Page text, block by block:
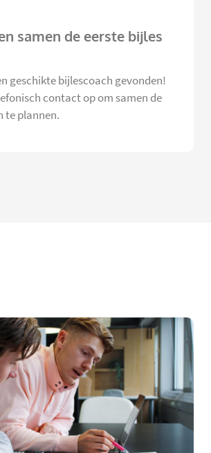
samen de eerste bijles
geschikte bijlescoach gevonden!
contact op om samen de
te plannen.